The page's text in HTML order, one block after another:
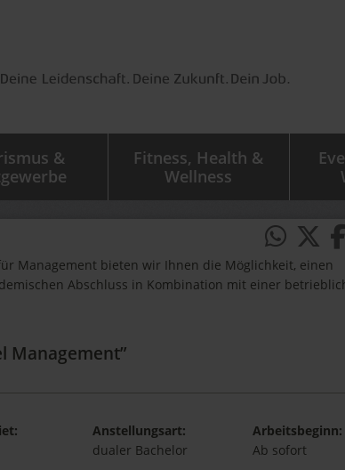
&
Fitness, Health &
Wellness
Management bieten wir Ihnen die Möglichkeit, einen
Abschluss in Kombination mit einer
Management”
Anstellungsart:
dualer Bachelor
Arbeitsbeginn:
Ab sofort